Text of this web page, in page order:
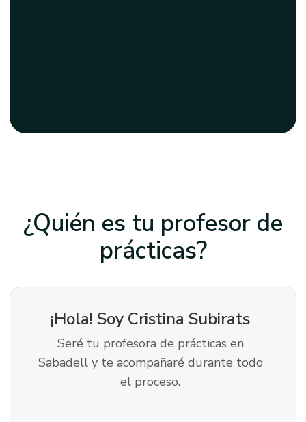
¿Quién es tu profesor de
prácticas?
¡Hola! Soy Cristina Subirats
Seré tu profesora de prácticas en
Sabadell y te acompañaré durante todo
el proceso.